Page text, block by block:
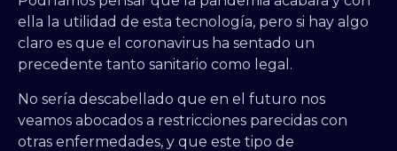
ella la utilidad de esta tecnología, pero si hay algo
claro es que el coronavirus ha sentado un
precedente tanto sanitario como legal.
No sería descabellado que en el futuro nos
veamos abocados a restricciones parecidas con
otras enfermedades, y que este tipo de